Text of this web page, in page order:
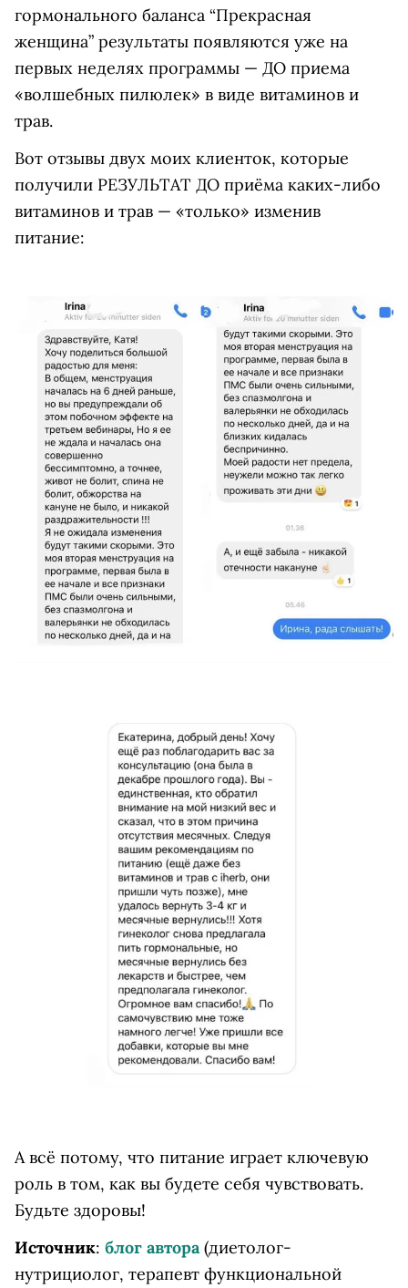
гормонального баланса “Прекрасная
женщина” результаты появляются уже на
первых неделях программы — ДО приема
«волшебных пилюлек» в виде витаминов и
трав.
Вот отзывы двух моих клиенток, которые
получили РЕЗУЛЬТАТ ДО приёма каких-либо
витаминов и трав — «только» изменив
питание:
А всё потому, что питание играет ключевую
роль в том, как вы будете себя чувствовать.
Будьте здоровы!
Источник: блог автора (диетолог-
нутрициолог, терапевт функциональной